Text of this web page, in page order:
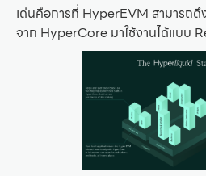
เด่นคือการที่ HyperEVM สามารถ
จาก HyperCore มาใช้งานได้แบบ